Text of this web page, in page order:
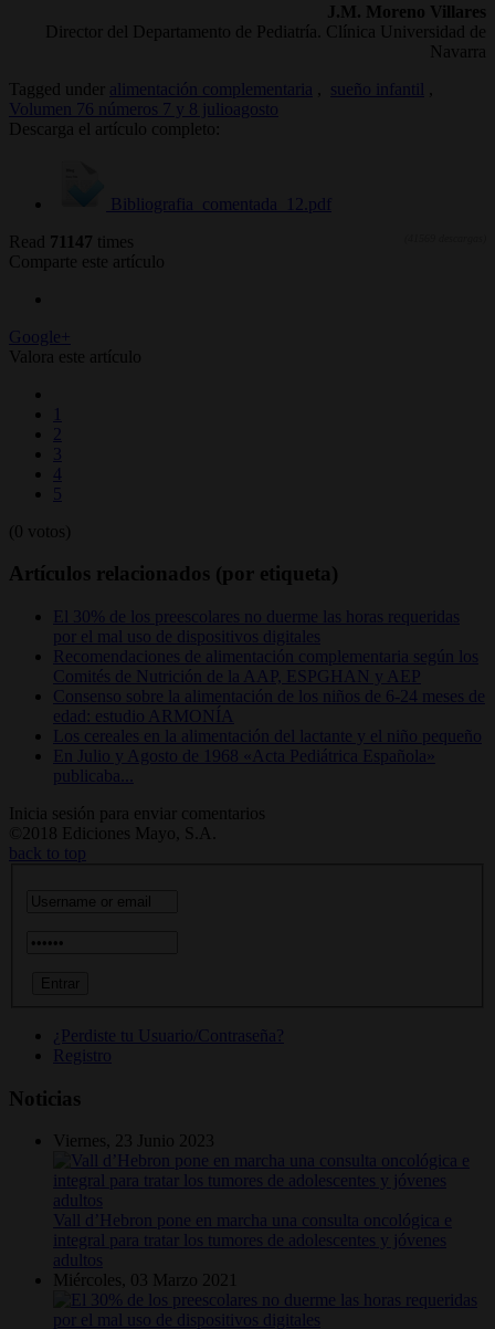
J.M. Moreno Villares
Director del Departamento de Pediatría. Clínica Universidad de
Navarra
Tagged under
alimentación complementaria sueño infantil
Volumen 76 números 7 y 8 julioagosto
Descarga el artículo completo:
Bibliografia_comentada_12.pdf
Read 71147 times
Comparte este artículo
Google+
Valora este artículo
1
2
3
4
5
(0 votos)
Artículos relacionados (por etiqueta)
El 30% de los preescolares no duerme las horas requeridas
por el mal uso de dispositivos digitales
Recomendaciones de alimentación complementaria según los
Comités de Nutrición de la AAP, ESPGHAN y AEP
Consenso sobre la alimentación de los niños de 6-24 meses de
edad: estudio ARMONÍA
Los cereales en la alimentación del lactante y el niño pequeño
En Julio y Agosto de 1968 «Acta Pediátrica Española»
publicaba...
Inicia sesión para enviar comentarios
©2018 Ediciones Mayo, S.A.
back to top
¿Perdiste tu Usuario/Contraseña?
Registro
Noticias
Viernes, 23 Junio 2023
Vall d’Hebron pone en marcha una consulta oncológica e
integral para tratar los tumores de adolescentes y jóvenes
adultos
Miércoles, 03 Marzo 2021